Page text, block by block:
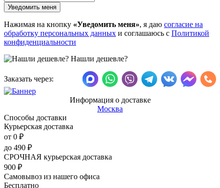
Нажимая на кнопку «Уведомить меня», я даю согласие на
обработку персональных данных и соглашаюсь с Политикой
конфиденциальности
Нашли дешевле?
Заказать через:
Информация о доставке
Москва
Способы доставки
Курьерская доставка
от 0 ₽
до 490 ₽
СРОЧНАЯ курьерская доставка
900 ₽
Самовывоз из нашего офиса
Бесплатно